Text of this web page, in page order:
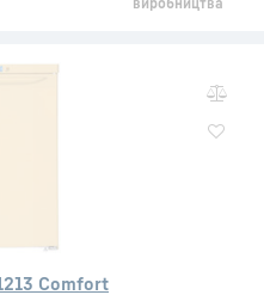
Comfort